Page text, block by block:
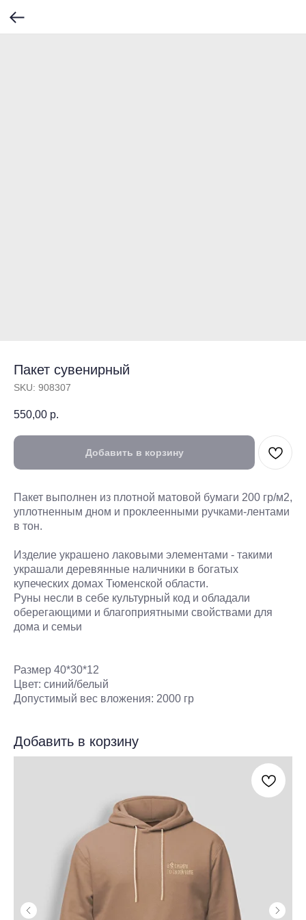
Пакет сувенирный
SKU: 908307
550,00 р.
Добавить в корзину
Пакет выполнен из плотной матовой бумаги 200 гр/м2,
уплотненным дном и проклеенными ручками-лентами
в тон.
Изделие украшено лаковыми элементами - такими
украшали деревянные наличники в богатых
купеческих домах Тюменской области.
Руны несли в себе культурный код и обладали
оберегающими и благоприятными свойствами для
дома и семьи
Размер 40*30*12
Цвет: синий/белый
Допустимый вес вложения: 2000 гр
Добавить в корзину